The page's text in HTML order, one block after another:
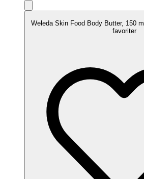
Weleda Skin Food Body Butter, 150
favoriter